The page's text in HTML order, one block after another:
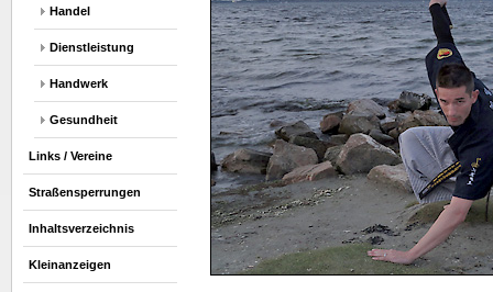
Handel
Dienstleistung
Handwerk
Gesundheit
Links / Vereine
Straßensperrungen
Inhaltsverzeichnis
Kleinanzeigen